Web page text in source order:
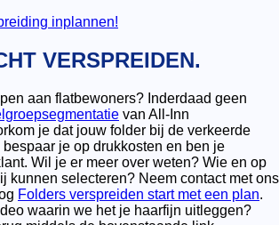
inplannen!
VERSPREIDEN.
aan flatbewoners? Inderdaad geen
van All-Inn
je dat jouw folder bij de verkeerde
je op drukkosten en ben je
Wil je er meer over weten? Wie en op
kunnen selecteren? Neem contact met ons
Folders verspreiden start met een plan.
waarin we het je haarfijn uitleggen?